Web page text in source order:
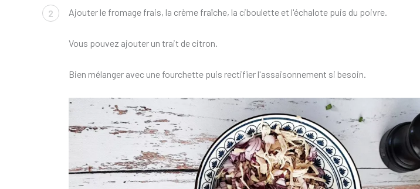
2 Ajouter le fromage frais, la crème fraîche, la ciboulette et l'échalote puis du poivre.
Vous pouvez ajouter un trait de citron.
Bien mélanger avec une fourchette puis rectifier l'assaisonnement si besoin.